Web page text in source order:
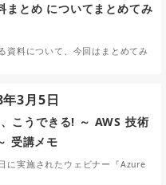
とめ についてまとめてみ
資料について、今回はまとめてみ
こうできる! ～ AWS 技術
受講メモ
に実施されたウェビナー『Azure
3月5日